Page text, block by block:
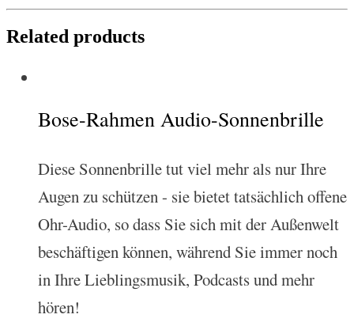
Related products
Bose-Rahmen Audio-Sonnenbrille
Diese Sonnenbrille tut viel mehr als nur Ihre
Augen zu schützen - sie bietet tatsächlich offene
Ohr-Audio, so dass Sie sich mit der Außenwelt
beschäftigen können, während Sie immer noch
in Ihre Lieblingsmusik, Podcasts und mehr
hören!